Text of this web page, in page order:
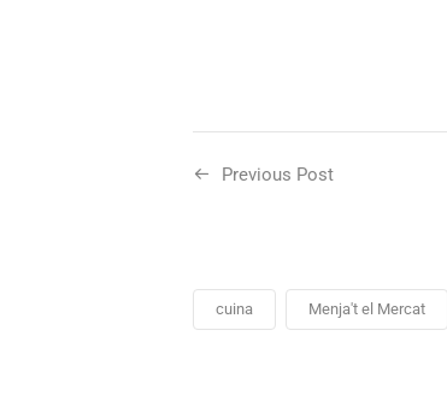
Previous Post
cuina Menja't el Mercat